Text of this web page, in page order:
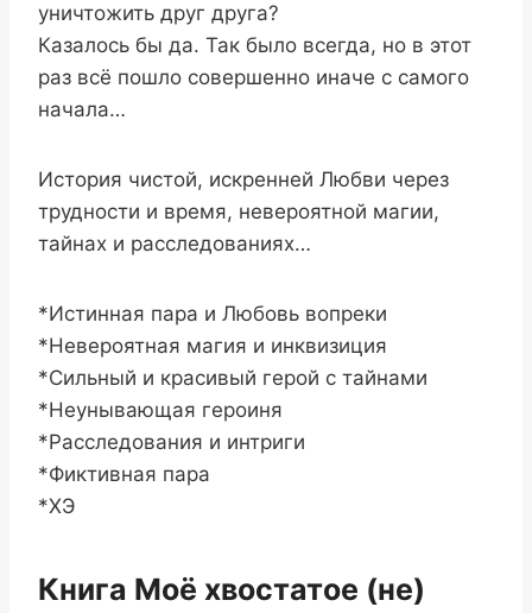
уничтожить друг друга?
Казалось бы да. Так было всегда, но в этот
раз всё пошло совершенно иначе с самого
начала…
История чистой, искренней Любви через
трудности и время, невероятной магии,
тайнах и расследованиях…
*Истинная пара и Любовь вопреки
*Невероятная магия и инквизиция
*Сильный и красивый герой с тайнами
*Неунывающая героиня
*Расследования и интриги
*Фиктивная пара
*ХЭ
Книга Моё хвостатое (не)